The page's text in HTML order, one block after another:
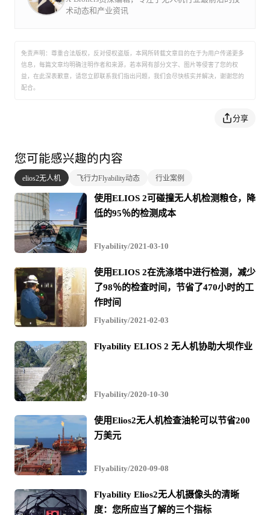
进行这项工作的一个关键因素是，所产生的数据必须在油
EPC）之间可以共用。
为了达到这些要求，PERTAMINA领导将工作分为两个主
意图和结构数据。
2.密闭空间检查-对罐体内部进行完整的系统近距离目视检
查（CVI）。
该项目的总体目标是创建可复制的流程的样板，然后可将
其用于PERTAMINA在整个国家/地区的运营中。
注意：本案例研究仅涵盖第二任务的结果（密闭空间检
查）。要了解有关Halo Robotics如何处理第一个任务的结
果（创建数字孪生）的更多信息，请参见Halo Robotics网
解决方案
PERTAMINA聘请了无人机技术专家Halo Robotics帮助实施
新技术的使用，以完成项目所需的两任务目标（创建数字
孪生和进行密闭视觉检查）。
2无人机，并指出该无人机具有以下功能：
公共事业以及公共安全领域拥有数百名客户，
Flyability处于业界前沿并继续引领商业室内无人机领
术动态和产业资讯
免责声明：尊重合法版权，反对侵权盗版，本网所转载文章目的在于为用户传递更多
信息，每篇文章均明确注明作者和来源，若本网有部分文字、图片等侵害了您的权
益，在此深表歉意，请您立即联系我们指出问题，我们会尽快核实并解决，谢谢您的
配合。
分享
您可能感兴趣的内容
elios2无人机 飞行力Flyability动态 行业案例
使用ELIOS 2可碰撞无人机检测粮仓，降
低的95％的检测成本
Flyability/2021-03-10
使用ELIOS 2在洗涤塔中进行检测，减少
了98％的检查时间，节省了470小时的工
作时间
Flyability/2021-02-03
Flyability ELIOS 2 无人机协助大坝作业
Flyability/2020-10-30
使用Elios2无人机检查油轮可以节省200
万美元
Flyability/2020-09-08
Flyability Elios2无人机摄像头的清晰
度：您所应当了解的三个指标